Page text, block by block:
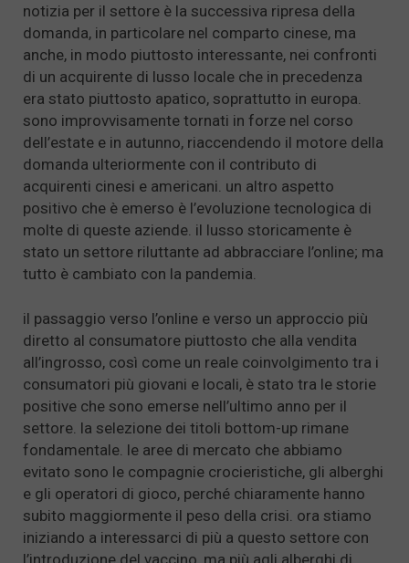
notizia per il settore è la successiva ripresa della
domanda, in particolare nel comparto cinese, ma
anche, in modo piuttosto interessante, nei confronti
di un acquirente di lusso locale che in precedenza
era stato piuttosto apatico, soprattutto in europa.
sono improvvisamente tornati in forze nel corso
dell’estate e in autunno, riaccendendo il motore della
domanda ulteriormente con il contributo di
acquirenti cinesi e americani. un altro aspetto
positivo che è emerso è l’evoluzione tecnologica di
molte di queste aziende. il lusso storicamente è
stato un settore riluttante ad abbracciare l’online; ma
tutto è cambiato con la pandemia.
il passaggio verso l’online e verso un approccio più
diretto al consumatore piuttosto che alla vendita
all’ingrosso, così come un reale coinvolgimento tra i
consumatori più giovani e locali, è stato tra le storie
positive che sono emerse nell’ultimo anno per il
settore. la selezione dei titoli bottom-up rimane
fondamentale. le aree di mercato che abbiamo
evitato sono le compagnie crocieristiche, gli alberghi
e gli operatori di gioco, perché chiaramente hanno
subito maggiormente il peso della crisi. ora stiamo
iniziando a interessarci di più a questo settore con